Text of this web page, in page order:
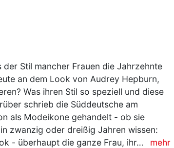
Stil mancher Frauen die Jahrzehnte
an dem Look von Audrey Hepburn,
Was ihren Stil so speziell und diese
schrieb die Süddeutsche am
als Modeikone gehandelt - ob sie
zwanzig oder dreißig Jahren wissen:
- überhaupt die ganze Frau, ihr…
mehr